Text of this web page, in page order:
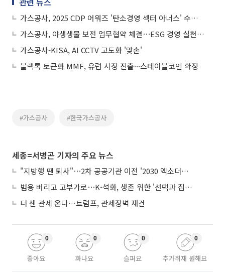
가스공사, 2025 CDP 어워즈 '탄소경영 섹터 아너스' 수상⋯에너지 공기업 유일
가스공사, 야생생물 보전 업무협약 체결⋯ESG 경영 실천 박차
가스공사-KISA, AI CCTV 고도화 '맞손'
블랙록 토큰화 MMF, 유럽 시장 진출∙∙∙스테이블코인 확장
#가스공사 #한국가스공사
세종=서병곤 기자의 주요 뉴스
"지방행 땐 퇴사"⋯2차 공공기관 이전 '2030 엑소더스' 뇌관
범용 버리고 고부가로⋯K-석화, 생존 위한 '선택과 집중'
더 센 관세 온다…트럼프, 관세장벽 재건
좋아요
0
화나요
0
슬퍼요
0
추가취재 원해요
0